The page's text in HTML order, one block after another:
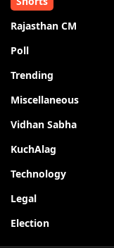
Rajasthan CM
Poll
Trending
Miscellaneous
Vidhan Sabha
KuchAlag
Technology
Legal
Election